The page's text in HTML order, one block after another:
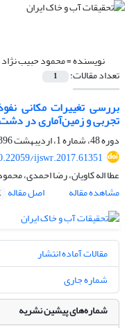
نویسنده =محمود حبیب نژاد
تعداد مقالات: 1
بررسی تغییرات مکانی
تجربی و زمین‌آماری در
دوره 48، شماره 1، اردیبهشت 1396، صفحه
ijswr.2017.61351
عطا اله کاویان، رضا احمدی،
مشاهده مقاله
اصل مقاله
مقالات آماده انتشار
شماره جاری
شماره‌های پیشین نشریه